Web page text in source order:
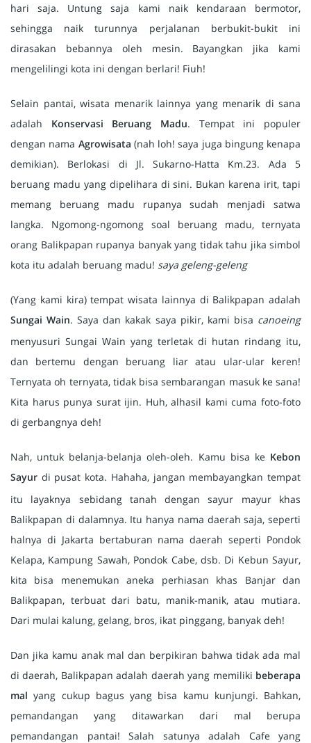
hari saja. Untung saja kami naik kendaraan bermotor,
sehingga naik turunnya perjalanan berbukit-bukit ini
dirasakan bebannya oleh mesin. Bayangkan jika kami
mengelilingi kota ini dengan berlari! Fiuh!
Selain pantai, wisata menarik lainnya yang menarik di sana
adalah Konservasi Beruang Madu. Tempat ini populer
dengan nama Agrowisata (nah loh! saya juga bingung kenapa
demikian). Berlokasi di Jl. Sukarno-Hatta Km.23. Ada 5
beruang madu yang dipelihara di sini. Bukan karena irit, tapi
memang beruang madu rupanya sudah menjadi satwa
langka. Ngomong-ngomong soal beruang madu, ternyata
orang Balikpapan rupanya banyak yang tidak tahu jika simbol
kota itu adalah beruang madu! saya geleng-geleng
(Yang kami kira) tempat wisata lainnya di Balikpapan adalah
Sungai Wain. Saya dan kakak saya pikir, kami bisa canoeing
menyusuri Sungai Wain yang terletak di hutan rindang itu,
dan bertemu dengan beruang liar atau ular-ular keren!
Ternyata oh ternyata, tidak bisa sembarangan masuk ke sana!
Kita harus punya surat ijin. Huh, alhasil kami cuma foto-foto
di gerbangnya deh!
Nah, untuk belanja-belanja oleh-oleh. Kamu bisa ke Kebon
Sayur di pusat kota. Hahaha, jangan membayangkan tempat
itu layaknya sebidang tanah dengan sayur mayur khas
Balikpapan di dalamnya. Itu hanya nama daerah saja, seperti
halnya di Jakarta bertaburan nama daerah seperti Pondok
Kelapa, Kampung Sawah, Pondok Cabe, dsb. Di Kebun Sayur,
kita bisa menemukan aneka perhiasan khas Banjar dan
Balikpapan, terbuat dari batu, manik-manik, atau mutiara.
Dari mulai kalung, gelang, bros, ikat pinggang, banyak deh!
Dan jika kamu anak mal dan berpikiran bahwa tidak ada mal
di daerah, Balikpapan adalah daerah yang memiliki beberapa
mal yang cukup bagus yang bisa kamu kunjungi. Bahkan,
pemandangan yang ditawarkan dari mal berupa
pemandangan pantai! Salah satunya adalah Cafe yang